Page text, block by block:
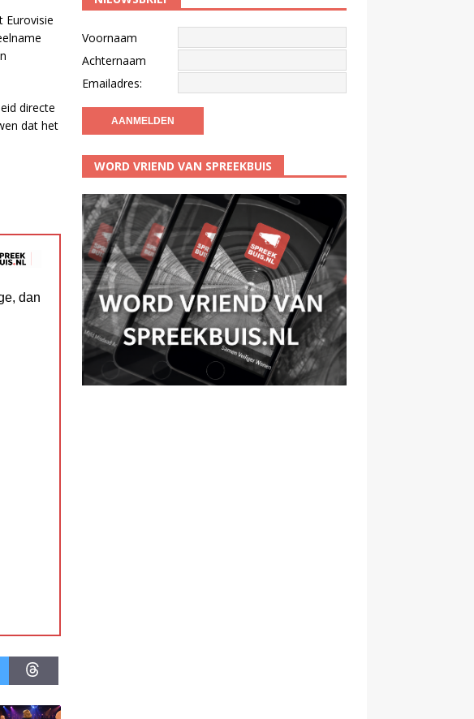
Eurovisie
directe
dat het
dan
Voornaam
Achternaam
Emailadres:
WORD VRIEND VAN SPREEKBUIS